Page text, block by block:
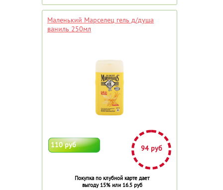
Маленький Марселец гель д/душа
ваниль 250мл
110 руб 94 руб
Покупка по клубной карте дает
выгоду 15% или 16.5 руб